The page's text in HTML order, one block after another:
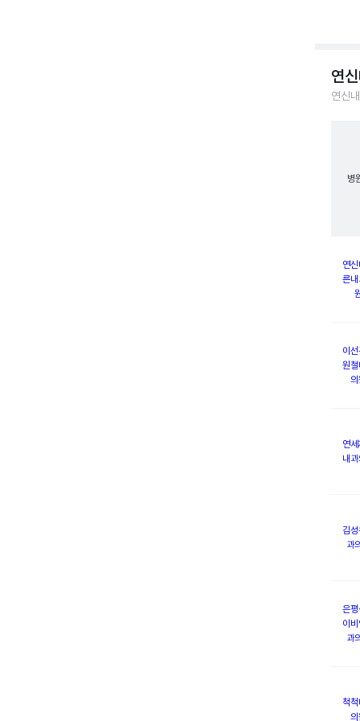
연
연신
병
연
른내
이
원
의
연
내
김성
과
은
이
과
척척
의